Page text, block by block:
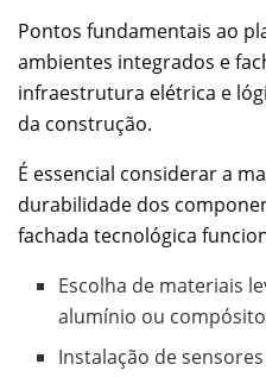
Pontos fundamentais ao
ambientes integrados e
infraestrutura elétrica e
da construção.
É essencial considerar a
durabilidade dos
fachada tecnológica
Escolha de materiais
alumínio ou
Instalação de